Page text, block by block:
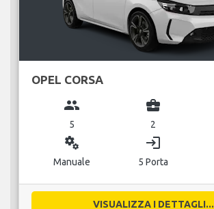
OPEL CORSA
group
5
business_center
2
miscellaneous_services
Manuale
login
5 Porta
VISUALIZZA I DETTAGLI...